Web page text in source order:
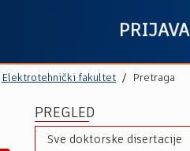
PRIJAVA
Elektrotehnički fakultet Pretraga
PREGLED
Sve doktorske disertacije